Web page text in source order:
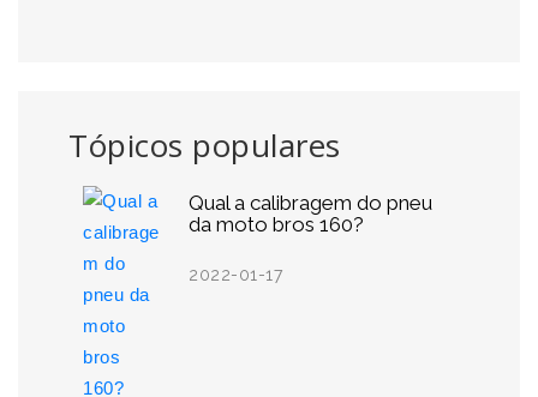
Tópicos populares
Qual a calibragem do pneu
da moto bros 160?
2022-01-17